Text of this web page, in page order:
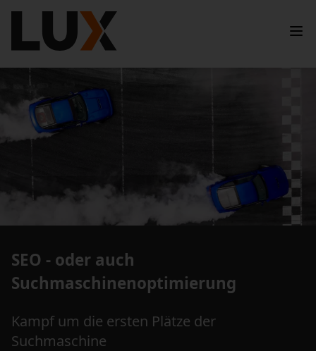
SEO - oder auch
Suchmaschinenoptimierung
Kampf um die ersten Plätze der
Suchmaschine